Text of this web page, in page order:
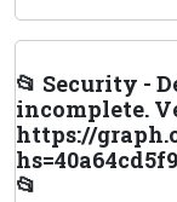
📂 Security -
incomplete.
https://
📂